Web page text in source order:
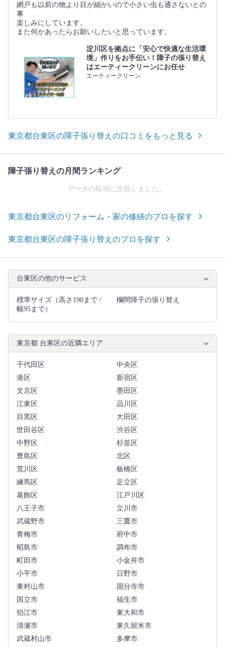
網戸も以前の物より目が細かいので小さい虫も通さないとの
事
楽しみにしています。
また何かあったらお願いしたいと思っています。
淀川区を拠点に「安心で快適な生活環
境」作りをお手伝い！障子の張り替え
はエーティークリーンにお任せ
エーティークリーン
東京都台東区の障子張り替えの口コミをもっと見る
障子張り替えの月間ランキング
データの取得に失敗しました。
東京都台東区のリフォーム・家の修繕のプロを探す
東京都台東区の障子張り替えのプロを探す
台東区の他のサービス
標準サイズ（高さ190まで /
幅95まで）
欄間障子の張り替え
東京都 台東区の近隣エリア
千代田区
中央区
港区
新宿区
文京区
墨田区
江東区
品川区
目黒区
大田区
世田谷区
渋谷区
中野区
杉並区
豊島区
北区
荒川区
板橋区
練馬区
足立区
葛飾区
江戸川区
八王子市
立川市
武蔵野市
三鷹市
青梅市
府中市
昭島市
調布市
町田市
小金井市
小平市
日野市
東村山市
国分寺市
国立市
福生市
狛江市
東大和市
清瀬市
東久留米市
武蔵村山市
多摩市